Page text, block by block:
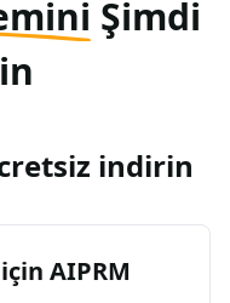
Şimdi
indirin
AIPRM